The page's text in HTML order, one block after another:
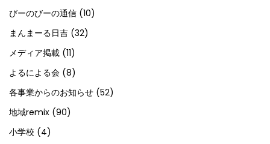
びーのびーの通信 (10)
まんまーる日吉 (32)
メディア掲載 (11)
よるによる会 (8)
各事業からのお知らせ (52)
地域remix (90)
小学校 (4)